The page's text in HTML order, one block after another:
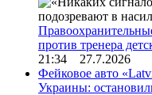
против тренера
21:34 27.7.2026
Фейковое авто
Украины: